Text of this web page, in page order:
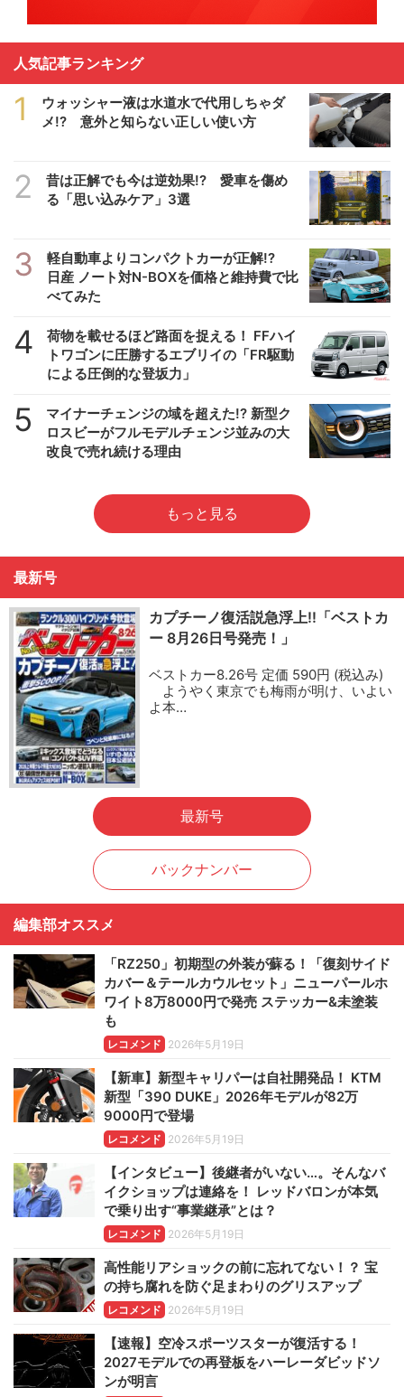
人気記事ランキング
1
ウォッシャー液は水道水で代用しちゃダ
メ!? 意外と知らない正しい使い方
2
昔は正解でも今は逆効果!? 愛車を傷め
る「思い込みケア」3選
3
軽自動車よりコンパクトカーが正解!?
日産 ノート対N-BOXを価格と維持費で比
べてみた
4
荷物を載せるほど路面を捉える！ FFハイ
トワゴンに圧勝するエブリイの「FR駆動
による圧倒的な登坂力」
5
マイナーチェンジの域を超えた!? 新型ク
ロスビーがフルモデルチェンジ並みの大
改良で売れ続ける理由
もっと見る
最新号
カプチーノ復活説急浮上!!「ベストカ
ー 8月26日号発売！」
ベストカー8.26号 定価 590円 (税込み)
ようやく東京でも梅雨が明け、いよい
よ本…
最新号
バックナンバー
編集部オススメ
「RZ250」初期型の外装が蘇る！「復刻サイド
カバー＆テールカウルセット」ニューパールホ
ワイト8万8000円で発売 ステッカー&未塗装
も
レコメンド 2026年5月19日
【新車】新型キャリパーは自社開発品！ KTM
新型「390 DUKE」2026年モデルが82万
9000円で登場
レコメンド 2026年5月19日
【インタビュー】後継者がいない…。そんなバ
イクショップは連絡を！ レッドバロンが本気
で乗り出す“事業継承”とは？
レコメンド 2026年5月19日
高性能リアショックの前に忘れてない！？ 宝
の持ち腐れを防ぐ足まわりのグリスアップ
レコメンド 2026年5月19日
【速報】空冷スポーツスターが復活する！
2027モデルでの再登板をハーレーダビッドソ
ンが明言